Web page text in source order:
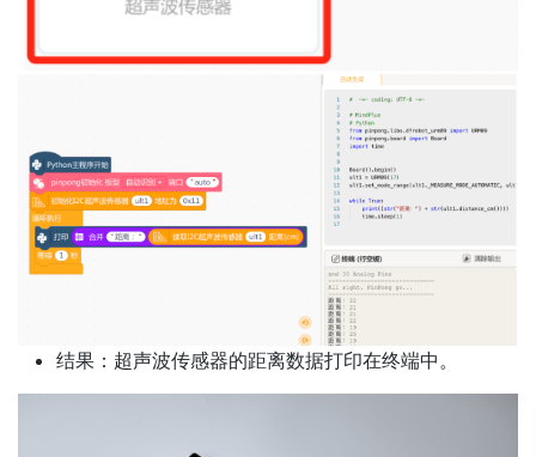
结果：超声波传感器的距离数据打印在终端中。